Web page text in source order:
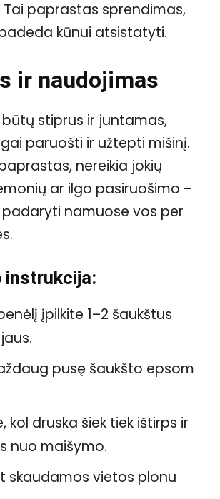
paprastas sprendimas,
kūnui atsistatyti.
ir naudojimas
stiprus ir juntamas,
paruošti ir užtepti mišinį.
nereikia jokių
ar ilgo pasiruošimo –
namuose vos per
instrukcija:
įpilkite 1–2 šaukštus
pusę šaukšto epsom
kol druska šiek tiek ištirps ir
nuo maišymo.
skaudamos vietos plonu